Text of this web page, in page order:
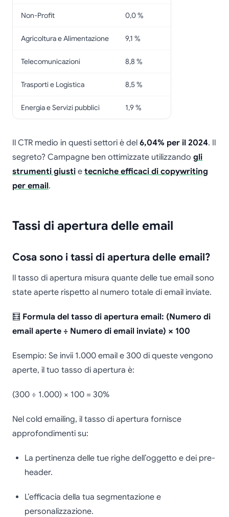
Non-Profit 0,0 %
Agricoltura e Alimentazione 9,1 %
Telecomunicazioni 8,8 %
Trasporti e Logistica 8,5 %
Energia e Servizi pubblici 1,9 %
Il CTR medio in questi settori è del 6,04% per il 2024. Il
segreto? Campagne ben ottimizzate utilizzando gli
strumenti giusti e tecniche efficaci di copywriting
per email.
Tassi di apertura delle email
Cosa sono i tassi di apertura delle email?
Il tasso di apertura misura quante delle tue email sono
state aperte rispetto al numero totale di email inviate.
🧮 Formula del tasso di apertura email: (Numero di
email aperte ÷ Numero di email inviate) × 100
Esempio: Se invii 1.000 email e 300 di queste vengono
aperte, il tuo tasso di apertura è:
(300 ÷ 1.000) × 100 = 30%
Nel cold emailing, il tasso di apertura fornisce
approfondimenti su:
La pertinenza delle tue righe dell’oggetto e dei pre-
header.
L’efficacia della tua segmentazione e
personalizzazione.